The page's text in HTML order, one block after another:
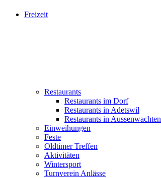
Freizeit
Restaurants
Restaurants im Dorf
Restaurants in Adetswil
Restaurants in Aussenwachten
Einweihungen
Feste
Oldtimer Treffen
Aktivitäten
Wintersport
Turnverein Anlässe